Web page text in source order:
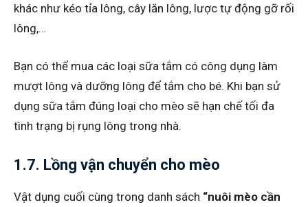
khác như kéo tỉa lông, cây lăn lông, lược tự động gỡ rối
lông,…
Bạn có thể mua các loại sữa tắm có công dụng làm
mượt lông và dưỡng lông để tắm cho bé. Khi bạn sử
dụng sữa tắm đúng loại cho mèo sẽ hạn chế tối đa
tình trạng bị rụng lông trong nhà.
1.7. Lồng vận chuyển cho mèo
Vật dụng cuối cùng trong danh sách “nuôi mèo cần